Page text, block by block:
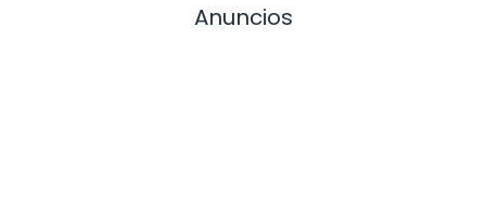
Anuncios